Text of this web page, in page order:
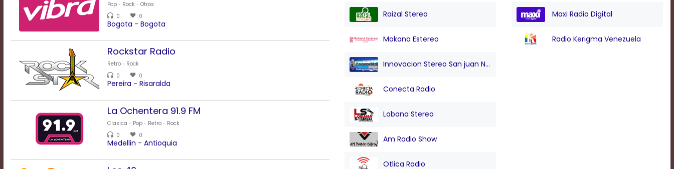
selected
Descriptions
subtitles
,
Subtitles
captions
Captions
Pop Rock
Otros
0
0
Bogota - Bogota
Rockstar Radio
Retro
Rock
0
0
Pereira - Risaralda
La Ochentera 91.9 FM
Clasica Pop Retro
Rock
0
0
Medellin - Antioquia
Raizal Stereo
Mokana Estereo
Innovacion Stereo San juan Nepo
Conecta Radio
Lobana Stereo
Am Radio Show
Otlica Radio
Maxi Radio Digital
Radio Kerigma Venezuela